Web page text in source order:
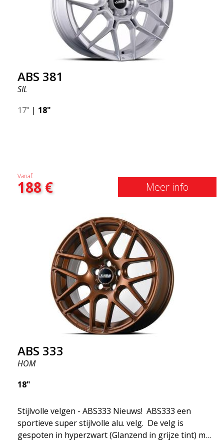
ABS355 velgen worden exclusief gedistribueerd
door ABS Wheels.
ABS 381
SIL
17" | 18"
Vanaf:
188€ Meer info
ABS 333
HOM
18"
Stijlvolle velgen - ABS333 Nieuws! ABS333 een
sportieve super stijlvolle alu. velg. De velg is
gespoten in hyperzwart (Glanzend in grijze tint) met